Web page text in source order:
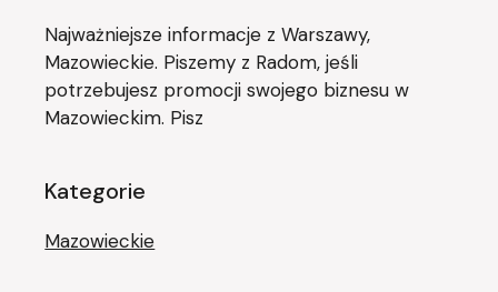
Najważniejsze informacje z Warszawy,
Mazowieckie. Piszemy z Radom, jeśli
potrzebujesz promocji swojego biznesu w
Mazowieckim. Pisz
Kategorie
Mazowieckie